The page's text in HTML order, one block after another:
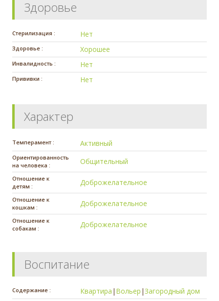
Здоровье
Стерилизация : Нет
Здоровье : Хорошее
Инвалидность : Нет
Прививки : Нет
Характер
Темперамент : Активный
Ориентированность
на человека :
Общительный
Отношение к
детям :
Доброжелательное
Отношение к
кошкам :
Доброжелательное
Отношение к
собакам :
Доброжелательное
Воспитание
Содержание : Квартира | Вольер |Загородный дом